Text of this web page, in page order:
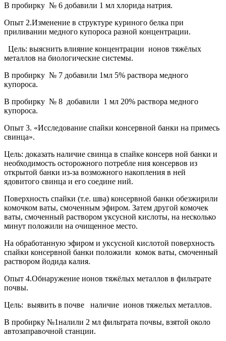
В пробирку № 6 добавили 1 мл хлорида натрия.
Опыт 2.Изменение в структуре куриного белка при
приливании медного купороса разной концентрации.
Цель: выяснить влияние концентрации ионов тяжёлых
металлов на биологические системы.
В пробирку № 7 добавили 1мл 5% раствора медного
купороса.
В пробирку № 8 добавили 1 мл 20% раствора медного
купороса.
Опыт 3. «Исследование спайки консервной банки на примесь
свинца».
Цель: доказать наличие свинца в спайке консерв ной банки и
необходимость осторожного потребле ния консервов из
открытой банки из-за возможного накопления в ней
ядовитого свинца и его соедине ний.
Поверхность спайки (т.е. шва) консервной банки обезжирили
комочком ваты, смоченным эфиром. Затем другой комочек
ваты, смоченный раствором уксусной кислоты, на несколько
минут положили на очищенное место.
На обработанную эфиром и уксусной кислотой поверхность
спайки консервной банки положили комок ваты, смоченный
раствором йодида калия.
Опыт 4.Обнаружение ионов тяжёлых металлов в фильтрате
почвы.
Цель: выявить в почве наличие ионов тяжелых металлов.
В пробирку №1налили 2 мл фильтрата почвы, взятой около
автозаправочной станции.